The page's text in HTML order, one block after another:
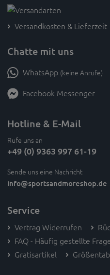
Versandkosten & Lieferzeit
Chatte mit uns
WhatsApp (keine Anrufe)
Facebook Messenger
Hotline & E-Mail
Rufe uns an
+49 (0) 9363 997 61-19
Sende uns eine Nachricht
info@sportsandmoreshop.de
Service
Vertrag Widerrufen
FAQ - Häufig gestellte
Gratisartikel